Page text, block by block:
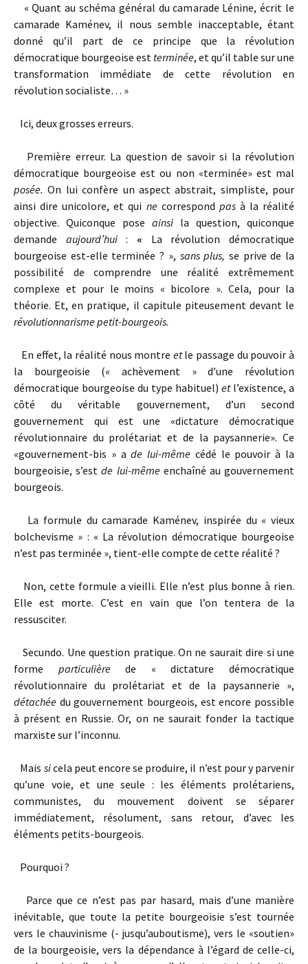
« Quant au schéma général du camarade Lénine, écrit le
camarade Kaménev, il nous semble inacceptable, étant
donné qu’il part de ce principe que la révolution
démocratique bourgeoise est terminée, et qu’il table sur une
transformation immédiate de cette révolution en
révolution socialiste… »
Ici, deux grosses erreurs.
Première erreur. La question de savoir si la révolution
démocratique bourgeoise est ou non «terminée» est mal
posée.On lui confère un aspect abstrait, simpliste, pour
ainsi dire unicolore, et qui necorrespond pas à la réalité
objective. Quiconque pose ainsi la question, quiconque
demande aujourd’hui: « La révolution démocratique
bourgeoise est-elle terminée ? », sans plus, se prive de la
possibilité de comprendre une réalité extrêmement
complexe et pour le moins « bicolore ». Cela, pour la
théorie. Et, en pratique, il capitule piteusement devant le
révolutionnarisme petit-bourgeois.
En effet, la réalité nous montre etle passage du pouvoir à
la bourgeoisie (« achèvement » d’une révolution
démocratique bourgeoise du type habituel) et l’existence, a
côté du véritable gouvernement, d’un second
gouvernement qui est une «dictature démocratique
révolutionnaire du prolétariat et de la paysannerie». Ce
«gouvernement-bis » ade lui-même cédé le pouvoir à la
bourgeoisie, s’estde lui-même enchaîné au gouvernement
bourgeois.
La formule du camarade Kaménev, inspirée du « vieux
bolchevisme » : « La révolution démocratique bourgeoise
n’est pas terminée », tient-elle compte de cette réalité ?
Non, cette formule a vieilli. Elle n’est plus bonne à rien.
Elle est morte. C’est en vain que l’on tentera de la
ressusciter.
Secundo. Une question pratique. On ne saurait dire si une
forme particulièrede « dictature démocratique
révolutionnaire du prolétariat et de la paysannerie »,
détachée du gouvernement bourgeois, est encore possible
à présent en Russie. Or, on ne saurait fonder la tactique
marxiste sur l’inconnu.
Mais sicela peut encore se produire, il n’est pour y parvenir
qu’une voie, et une seule : les éléments prolétariens,
communistes, du mouvement doivent se séparer
immédiatement, résolument, sans retour, d’avec les
éléments petits-bourgeois.
Pourquoi ?
Parce que ce n’est pas par hasard, mais d’une manière
inévitable, que toute la petite bourgeoisie s’est tournée
vers le chauvinisme (- jusqu’auboutisme), vers le «soutien»
de la bourgeoisie, vers la dépendance à l’égard de celle-ci,